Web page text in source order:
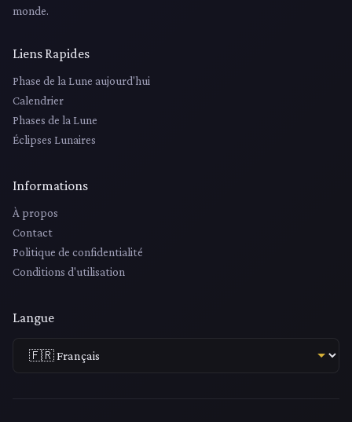
monde.
Liens Rapides
Phase de la Lune aujourd'hui
Calendrier
Phases de la Lune
Éclipses Lunaires
Informations
À propos
Contact
Politique de confidentialité
Conditions d'utilisation
Langue